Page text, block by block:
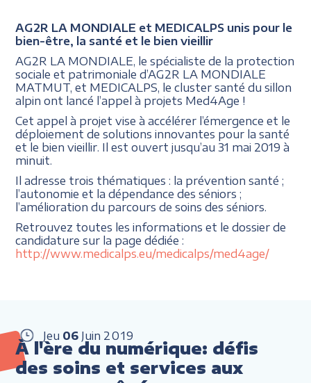
AG2R LA MONDIALE et MEDICALPS unis pour le
bien-être, la santé et le bien vieillir
AG2R LA MONDIALE, le spécialiste de la protection
sociale et patrimoniale d’AG2R LA MONDIALE
MATMUT, et MEDICALPS, le cluster santé du sillon
alpin ont lancé l’appel à projets Med4Age !
Cet appel à projet vise à accélérer l’émergence et le
déploiement de solutions innovantes pour la santé
et le bien vieillir. Il est ouvert jusqu’au 31 mai 2019 à
minuit.
Il adresse trois thématiques : la prévention santé ;
l’autonomie et la dépendance des séniors ;
l’amélioration du parcours de soins des séniors.
Retrouvez toutes les informations et le dossier de
candidature sur la page dédiée :
http://www.medicalps.eu/medicalps/med4age/
Jeu 06 Juin 2019
À l'ère du numérique: défis
des soins et services aux